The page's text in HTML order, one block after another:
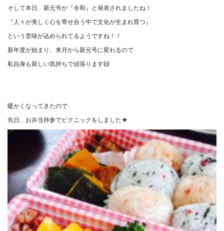
そして本日、新元号が『令和』と発表されましたね！
『人々が美しく心を寄せ合う中で文化が生まれ育つ』
という意味が込められてるようですね！！
新年度が始まり、来月から新元号に変わるので
私自身も新しい気持ちで頑張ります🙌
暖かくなってきたので
先日、お弁当持参でピクニックをしました★